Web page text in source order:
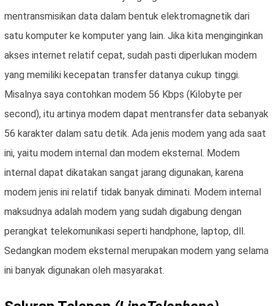
mentransmisikan data dalam bentuk elektromagnetik dari
satu komputer ke komputer yang lain. Jika kita menginginkan
akses internet relatif cepat, sudah pasti diperlukan modem
yang memiliki kecepatan transfer datanya cukup tinggi.
Misalnya saya contohkan modem 56 Kbps (Kilobyte per
second), itu artinya modem dapat mentransfer data sebanyak
56 karakter dalam satu detik. Ada jenis modem yang ada saat
ini, yaitu modem internal dan modem eksternal. Modem
internal dapat dikatakan sangat jarang digunakan, karena
modem jenis ini relatif tidak banyak diminati. Modem internal
maksudnya adalah modem yang sudah digabung dengan
perangkat telekomunikasi seperti handphone, laptop, dll.
Sedangkan modem eksternal merupakan modem yang selama
ini banyak digunakan oleh masyarakat.